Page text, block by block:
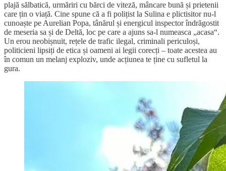
plajă sălbatică, urmăriri cu bărci de viteză, mâncare bună și prietenii
care țin o viață. Cine spune că a fi polițist la Sulina e plictisitor nu-l
cunoaște pe Aurelian Popa, tânărul și energicul inspector îndrăgostit
de meseria sa și de Deltă, loc pe care a ajuns sa-l numeasca „acasa“.
Un erou neobișnuit, rețele de trafic ilegal, criminali periculoși,
politicieni lipsiți de etica și oameni ai legii corecți – toate acestea au
în comun un melanj exploziv, unde acțiunea te ține cu sufletul la
gura.